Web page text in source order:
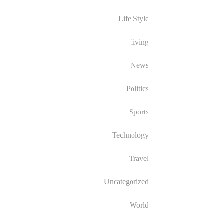
Life Style
living
News
Politics
Sports
Technology
Travel
Uncategorized
World